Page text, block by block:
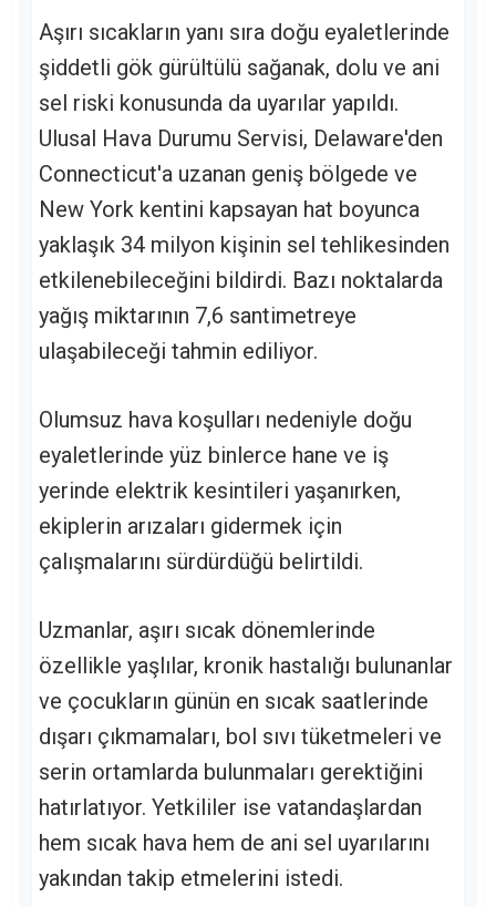
Aşırı sıcakların yanı sıra doğu eyaletlerinde
şiddetli gök gürültülü sağanak, dolu ve ani
sel riski konusunda da uyarılar yapıldı.
Ulusal Hava Durumu Servisi, Delaware'den
Connecticut'a uzanan geniş bölgede ve
New York kentini kapsayan hat boyunca
yaklaşık 34 milyon kişinin sel tehlikesinden
etkilenebileceğini bildirdi. Bazı noktalarda
yağış miktarının 7,6 santimetreye
ulaşabileceği tahmin ediliyor.
Olumsuz hava koşulları nedeniyle doğu
eyaletlerinde yüz binlerce hane ve iş
yerinde elektrik kesintileri yaşanırken,
ekiplerin arızaları gidermek için
çalışmalarını sürdürdüğü belirtildi.
Uzmanlar, aşırı sıcak dönemlerinde
özellikle yaşlılar, kronik hastalığı bulunanlar
ve çocukların günün en sıcak saatlerinde
dışarı çıkmamaları, bol sıvı tüketmeleri ve
serin ortamlarda bulunmaları gerektiğini
hatırlatıyor. Yetkililer ise vatandaşlardan
hem sıcak hava hem de ani sel uyarılarını
yakından takip etmelerini istedi.